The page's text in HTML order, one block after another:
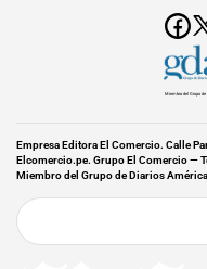
Miembro del Grupo
Empresa Editora El Comercio. Calle
Elcomercio.pe. Grupo El Comercio —
Miembro del Grupo de Diarios América